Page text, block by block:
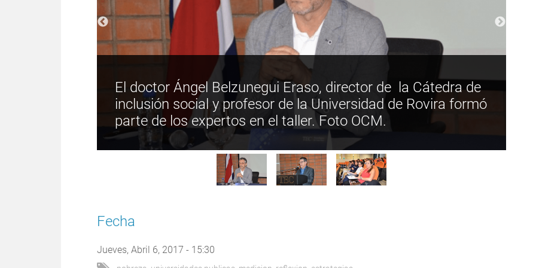
El doctor Ángel Belzunegui Eraso, director de la Cátedra de
inclusión social y profesor de la Universidad de Rovira formó
parte de los expertos en el taller. Foto OCM.
Fecha
Jueves, Abril 6, 2017 - 15:30